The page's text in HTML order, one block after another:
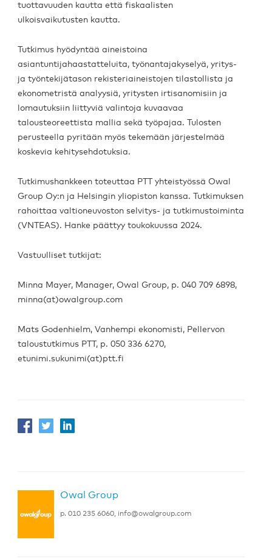
tuottavuuden kautta että fiskaalisten
ulkoisvaikutusten kautta.
Tutkimus hyödyntää aineistoina
asiantuntijahaastatteluita, työnantajakyselyä, yritys-
ja työntekijätason rekisteriaineistojen tilastollista ja
ekonometristä analyysiä, yritysten irtisanomisiin ja
lomautuksiin liittyviä valintoja kuvaavaa
talousteoreettista mallia sekä työpajaa. Tulosten
perusteella pyritään myös tekemään järjestelmää
koskevia kehitysehdotuksia.
Tutkimushankkeen toteuttaa PTT yhteistyössä Owal
Group Oy:n ja Helsingin yliopiston kanssa. Tutkimuksen
rahoittaa valtioneuvoston selvitys- ja tutkimustoiminta
(VNTEAS). Hanke päättyy toukokuussa 2024.
Vastuulliset tutkijat:
Minna Mayer, Manager, Owal Group, p. 040 709 6898,
minna(at)owalgroup.com
Mats Godenhielm, Vanhempi ekonomisti, Pellervon
taloustutkimus PTT, p. 050 336 6270,
etunimi.sukunimi(at)ptt.fi
Owal Group
p. 010 235 6060, info@owalgroup.com